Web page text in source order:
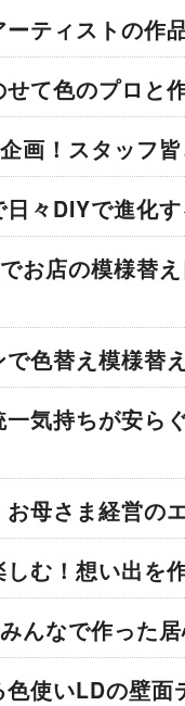
ーティストの作
て色のプロと
画！ スタッフ
日々DIYで進化
お店の模様替え
色替え模様替
一気持ちが安ら
お母さま経営の
む！ 想い出を
みんなで作った
色使いLDの壁面